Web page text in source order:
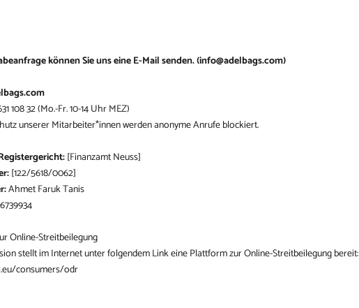
können Sie uns eine E-Mail senden. (info@adelbags.com)
108 32 (Mo.-Fr. 10-14 Uhr MEZ)
unserer Mitarbeiter*innen werden anonyme Anrufe blockiert.
[Finanzamt Neuss]
[122/5618/0062]
Ahmet Faruk Tanis
Online-Streitbeilegung
stellt im Internet unter folgendem Link eine Plattform zur Online-Streitbeilegung bereit:
consumers/odr